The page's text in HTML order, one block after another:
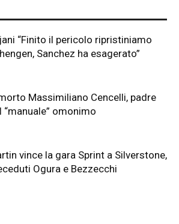
“Finito il pericolo ripristiniamo
Sanchez ha esagerato”
morto Massimiliano Cencelli, padre
“manuale” omonimo
vince la gara Sprint a Silverstone,
Ogura e Bezzecchi